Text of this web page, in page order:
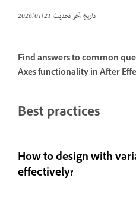
تاريخ آخر تحديث21‏/01‏/2026
Find answers to common
Axes functionality in After
Best practices
How to design with
effectively?